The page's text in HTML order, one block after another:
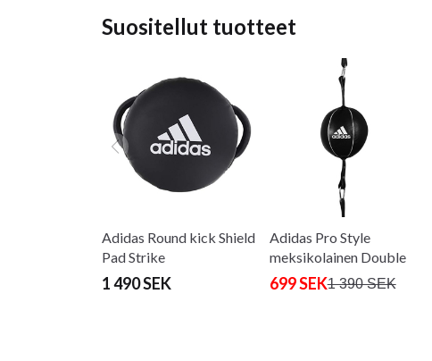
Suositellut tuotteet
Adidas Round kick Shield
Pad Strike
1 490 SEK
Adidas Pro Style
meksikolainen Double
End -laukku
699 SEK1 390 SEK